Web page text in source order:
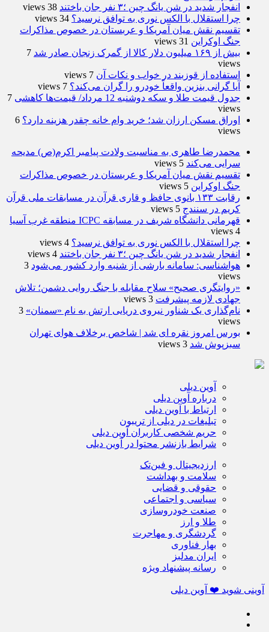
انفجار شدید در شن یانگ چین ؛۳ نفر جان باختند
38 views
چرا استقلال با الکس نوری به توافق نرسید؟ 34 views
تقسیم نقش میان آمریکا و عربستان در خصوص مذاکرات
جنگ اوکراین 31 views
بیش از ۱۶۹ میلیون دلار کالا از گمرک زنجان صادر شد
7
views
استفاده از قوزبند در خواب و نکات آن 7 views
آیا گرانی بنزین واقعاً خودرو را گران می‌کند؟ 7 views
جدول قیمت طلا و سکه دوشنبه 12 مرداد/ قیمت‌ها کاهشی
7
views
اوراق مسکن ارزان شد؛ خرید وام خانه چقدر هزینه دارد؟ 6
views
محمدرضا طاهری به مناسبت ولادت پیامبر اکرم(ص) مدیحه
سرایی می‌کند 5 views
تقسیم نقش میان آمریکا و عربستان در خصوص مذاکرات
جنگ اوکراین 5 views
رقابت ۱۳۳ بانوی حافظ و قاری قرآن در مسابقات ملی قرآن
کریم در سنندج 5 views
قهرمانی دانشگاه شریف در مسابقه ICPC منطقه غرب آسیا
4 views
چرا استقلال با الکس نوری به توافق نرسید؟ 4 views
انفجار شدید در شن یانگ چین ؛۳ نفر جان باختند
4 views
هواشناسی: سامانه بارشی از شنبه وارد کشور می‌شود 3
views
«روایتگری صحیح» سلاح مقابله با جنگ روایی دشمن؛ تلاش
جهادی لازمه پیشرفت 3 views
نام‌گذاری یک شناور نیروی دریایی ارتش به نام «سمنان» 3
views
بورس امروز نقره ای شد | شاخص برخلاف هوای تهران
سبزپوش شد 3 views
آوین دیلی
درباره آوین دیلی
ارتباط با آوین دیلی
تبلیغات در دیلی از تریبون
حریم شخصی کاربران آوین دیلی
شرایط بازنشر محتوا در آوین دیلی
ارزدیجیتال و فین‌تک
سلامت و بهداشت
حقوقی و قضایی
سیاسی و اجتماعی
صنعت خودروسازی
طلا و ارز
گردشگری و مهاجرت
بهار فناوری
ایران مدلبز
رسانه پیشنهاد ویژه
آوینی شوید ❤️ آوین دیلی